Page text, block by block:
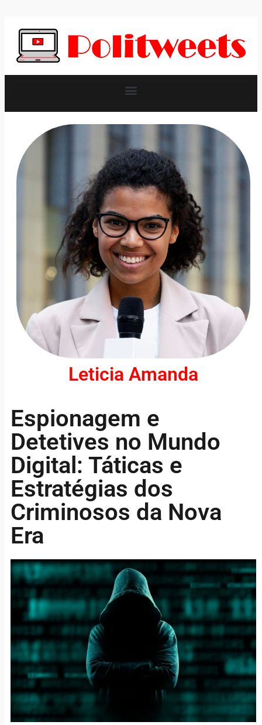
Leticia Amanda
Espionagem e
Detetives no Mundo
Digital: Táticas e
Estratégias dos
Criminosos da Nova
Era